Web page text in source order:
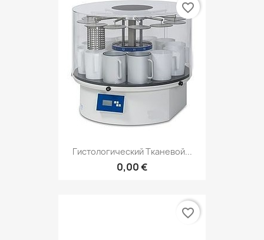
Гистологический Тканевой...
0,00 €
favorite_border
favorite_border